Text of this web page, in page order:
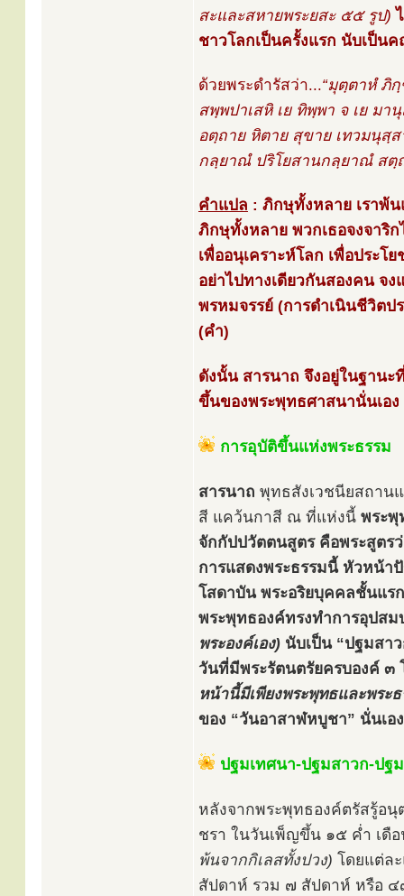
สะและสหายพระยสะ ๕๕ รูป)
ชาวโลกเป็นครั้งแรก นับเป็น
ด้วยพระดำรัสว่า...“มุตฺตาหํ ภิ
สพฺพปาเสหิ เย ทิพฺพา จ เย ม
อตฺถาย หิตาย สุขาย เทวมนุสฺ
กลฺยาณํ ปริโยสานกลฺยาณํ สตฺ
คำแปล : ภิกษุทั้งหลาย เราพ้
ภิกษุทั้งหลาย พวกเธอจงจาริ
เพื่ออนุเคราะห์โลก เพื่อประ
อย่าไปทางเดียวกันสองคน จ
พรหมจรรย์ (การดำเนินชีวิตป
(คำ)
ดังนั้น สารนาถ จึงอยู่ในฐานะ
ขึ้นของพระพุทธศาสนานั่นเอง
การอุบัติขึ้นแห่งพระธรรม
สารนาถ พุทธสังเวชนียสถาน
สี แคว้นกาสี ณ ที่แห่งนี้ พระพุ
จักกัปปวัตตนสูตร คือพระสูตร
การแสดงพระธรรมนี้ หัวหน้
โสดาบัน พระอริยบุคคลชั้นแร
พระพุทธองค์ทรงทำการอุปส
พระองค์เอง) นับเป็น “ปฐมสา
วันที่มีพระรัตนตรัยครบองค์
หน้านี้มีเพียงพระพุทธและพระ
ของ “วันอาสาฬหบูชา” นั่นเอง
ปฐมเทศนา-ปฐมสาวก-ปฐ
หลังจากพระพุทธองค์ตรัสรู้อ
ชรา ในวันเพ็ญขึ้น ๑๕ ค่ำ เดื
พ้นจากกิเลสทั้งปวง) โดยแต่ล
สัปดาห์ รวม ๗ สัปดาห์ หรือ